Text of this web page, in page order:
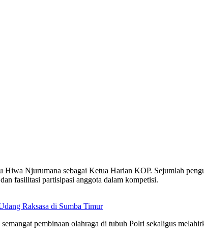
Njurumana sebagai Ketua Harian KOP. Sejumlah
fasilitasi partisipasi anggota dalam kompetisi.
Raksasa di Sumba Timur
pembinaan olahraga di tubuh Polri sekaligus